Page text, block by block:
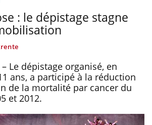
: le dépistage stagne
– Le dépistage organisé, en
ans, a participé à la réduction
de la mortalité par cancer du
et 2012.